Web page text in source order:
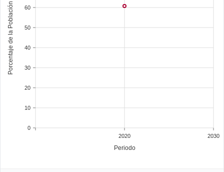
2020 2030
Periodo
0
10
20
30
40
50
60
Porcentaje de la Población